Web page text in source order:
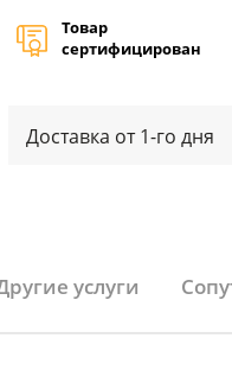
Товар
сертифицирован
Доставка от 1-го дня
услуги